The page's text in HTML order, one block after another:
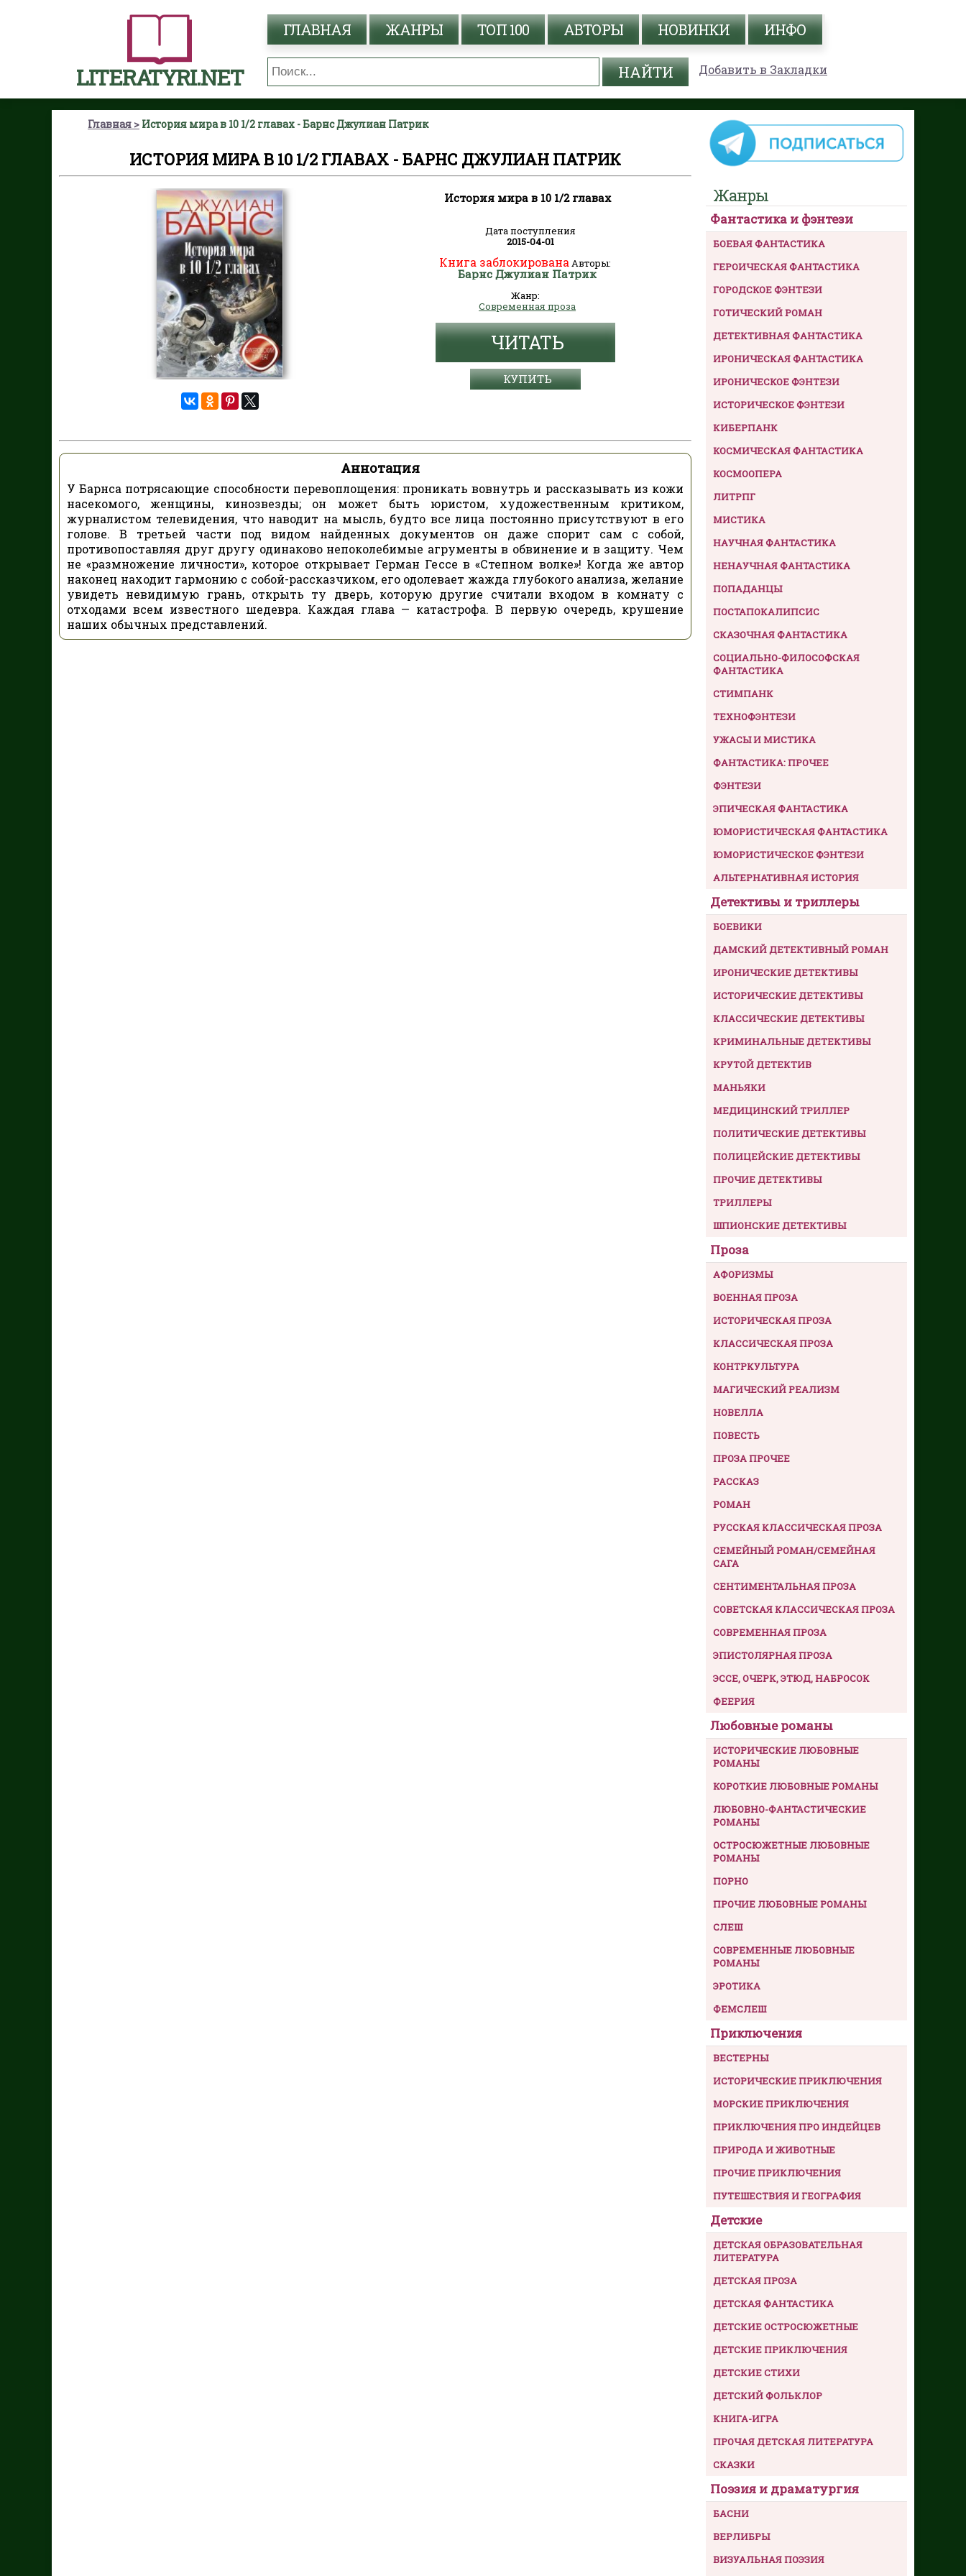
LITERATYRI.NET
ГЛАВНАЯ ЖАНРЫ ТОП 100 АВТОРЫ НОВИНКИ ИНФО
Добавить в Закладки
Главная История мира в 10 1/2 главах - Барнс Джулиан Патрик
ИСТОРИЯ МИРА В 10 1/2 ГЛАВАХ - БАРНС ДЖУЛИАН ПАТРИК
История мира в 10 1/2 главах
Дата поступления
2015-04-01
Книга заблокирована Авторы:
Барнс Джулиан Патрик
Жанр:
Современная проза
ЧИТАТЬ
КУПИТЬ
Аннотация
У Барнса потрясающие способности перевоплощения: проникать вовнутрь и рассказывать из кожи
насекомого, женщины, кинозвезды; он может быть юристом, художественным критиком,
журналистом телевидения, что наводит на мысль, будто все лица постоянно присутствуют в его
голове. В третьей части под видом найденных документов он даже спорит сам с собой,
противопоставляя друг другу одинаково непоколебимые агрументы в обвинение и в защиту. Чем
не «размножение личности», которое открывает Герман Гессе в «Степном волке»! Когда же автор
наконец находит гармонию с собой-рассказчиком, его одолевает жажда глубокого анализа, желание
увидеть невидимую грань, открыть ту дверь, которую другие считали входом в комнату с
отходами всем известного шедевра. Каждая глава — катастрофа. В первую очередь, крушение
наших обычных представлений.
Жанры
Фантастика и фэнтези
БОЕВАЯ ФАНТАСТИКА
ГЕРОИЧЕСКАЯ ФАНТАСТИКА
ГОРОДСКОЕ ФЭНТЕЗИ
ГОТИЧЕСКИЙ РОМАН
ДЕТЕКТИВНАЯ ФАНТАСТИКА
ИРОНИЧЕСКАЯ ФАНТАСТИКА
ИРОНИЧЕСКОЕ ФЭНТЕЗИ
ИСТОРИЧЕСКОЕ ФЭНТЕЗИ
КИБЕРПАНК
КОСМИЧЕСКАЯ ФАНТАСТИКА
КОСМООПЕРА
ЛИТРПГ
МИСТИКА
НАУЧНАЯ ФАНТАСТИКА
НЕНАУЧНАЯ ФАНТАСТИКА
ПОПАДАНЦЫ
ПОСТАПОКАЛИПСИС
СКАЗОЧНАЯ ФАНТАСТИКА
СОЦИАЛЬНО-ФИЛОСОФСКАЯ
ФАНТАСТИКА
СТИМПАНК
ТЕХНОФЭНТЕЗИ
УЖАСЫ И МИСТИКА
ФАНТАСТИКА: ПРОЧЕЕ
ФЭНТЕЗИ
ЭПИЧЕСКАЯ ФАНТАСТИКА
ЮМОРИСТИЧЕСКАЯ ФАНТАСТИКА
ЮМОРИСТИЧЕСКОЕ ФЭНТЕЗИ
АЛЬТЕРНАТИВНАЯ ИСТОРИЯ
Детективы и триллеры
БОЕВИКИ
ДАМСКИЙ ДЕТЕКТИВНЫЙ РОМАН
ИРОНИЧЕСКИЕ ДЕТЕКТИВЫ
ИСТОРИЧЕСКИЕ ДЕТЕКТИВЫ
КЛАССИЧЕСКИЕ ДЕТЕКТИВЫ
КРИМИНАЛЬНЫЕ ДЕТЕКТИВЫ
КРУТОЙ ДЕТЕКТИВ
МАНЬЯКИ
МЕДИЦИНСКИЙ ТРИЛЛЕР
ПОЛИТИЧЕСКИЕ ДЕТЕКТИВЫ
ПОЛИЦЕЙСКИЕ ДЕТЕКТИВЫ
ПРОЧИЕ ДЕТЕКТИВЫ
ТРИЛЛЕРЫ
ШПИОНСКИЕ ДЕТЕКТИВЫ
Проза
АФОРИЗМЫ
ВОЕННАЯ ПРОЗА
ИСТОРИЧЕСКАЯ ПРОЗА
КЛАССИЧЕСКАЯ ПРОЗА
КОНТРКУЛЬТУРА
МАГИЧЕСКИЙ РЕАЛИЗМ
НОВЕЛЛА
ПОВЕСТЬ
ПРОЗА ПРОЧЕЕ
РАССКАЗ
РОМАН
РУССКАЯ КЛАССИЧЕСКАЯ ПРОЗА
СЕМЕЙНЫЙ РОМАН/СЕМЕЙНАЯ
САГА
СЕНТИМЕНТАЛЬНАЯ ПРОЗА
СОВЕТСКАЯ КЛАССИЧЕСКАЯ ПРОЗА
СОВРЕМЕННАЯ ПРОЗА
ЭПИСТОЛЯРНАЯ ПРОЗА
ЭССЕ, ОЧЕРК, ЭТЮД, НАБРОСОК
ФЕЕРИЯ
Любовные романы
ИСТОРИЧЕСКИЕ ЛЮБОВНЫЕ
РОМАНЫ
КОРОТКИЕ ЛЮБОВНЫЕ РОМАНЫ
ЛЮБОВНО-ФАНТАСТИЧЕСКИЕ
РОМАНЫ
ОСТРОСЮЖЕТНЫЕ ЛЮБОВНЫЕ
РОМАНЫ
ПОРНО
ПРОЧИЕ ЛЮБОВНЫЕ РОМАНЫ
СЛЕШ
СОВРЕМЕННЫЕ ЛЮБОВНЫЕ
РОМАНЫ
ЭРОТИКА
ФЕМСЛЕШ
Приключения
ВЕСТЕРНЫ
ИСТОРИЧЕСКИЕ ПРИКЛЮЧЕНИЯ
МОРСКИЕ ПРИКЛЮЧЕНИЯ
ПРИКЛЮЧЕНИЯ ПРО ИНДЕЙЦЕВ
ПРИРОДА И ЖИВОТНЫЕ
ПРОЧИЕ ПРИКЛЮЧЕНИЯ
ПУТЕШЕСТВИЯ И ГЕОГРАФИЯ
Детские
ДЕТСКАЯ ОБРАЗОВАТЕЛЬНАЯ
ЛИТЕРАТУРА
ДЕТСКАЯ ПРОЗА
ДЕТСКАЯ ФАНТАСТИКА
ДЕТСКИЕ ОСТРОСЮЖЕТНЫЕ
ДЕТСКИЕ ПРИКЛЮЧЕНИЯ
ДЕТСКИЕ СТИХИ
ДЕТСКИЙ ФОЛЬКЛОР
КНИГА-ИГРА
ПРОЧАЯ ДЕТСКАЯ ЛИТЕРАТУРА
СКАЗКИ
Поэзия и драматургия
БАСНИ
ВЕРЛИБРЫ
ВИЗУАЛЬНАЯ ПОЭЗИЯ